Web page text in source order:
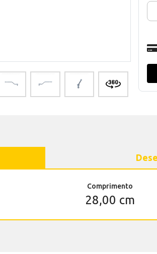
Comprimento
28,00 cm